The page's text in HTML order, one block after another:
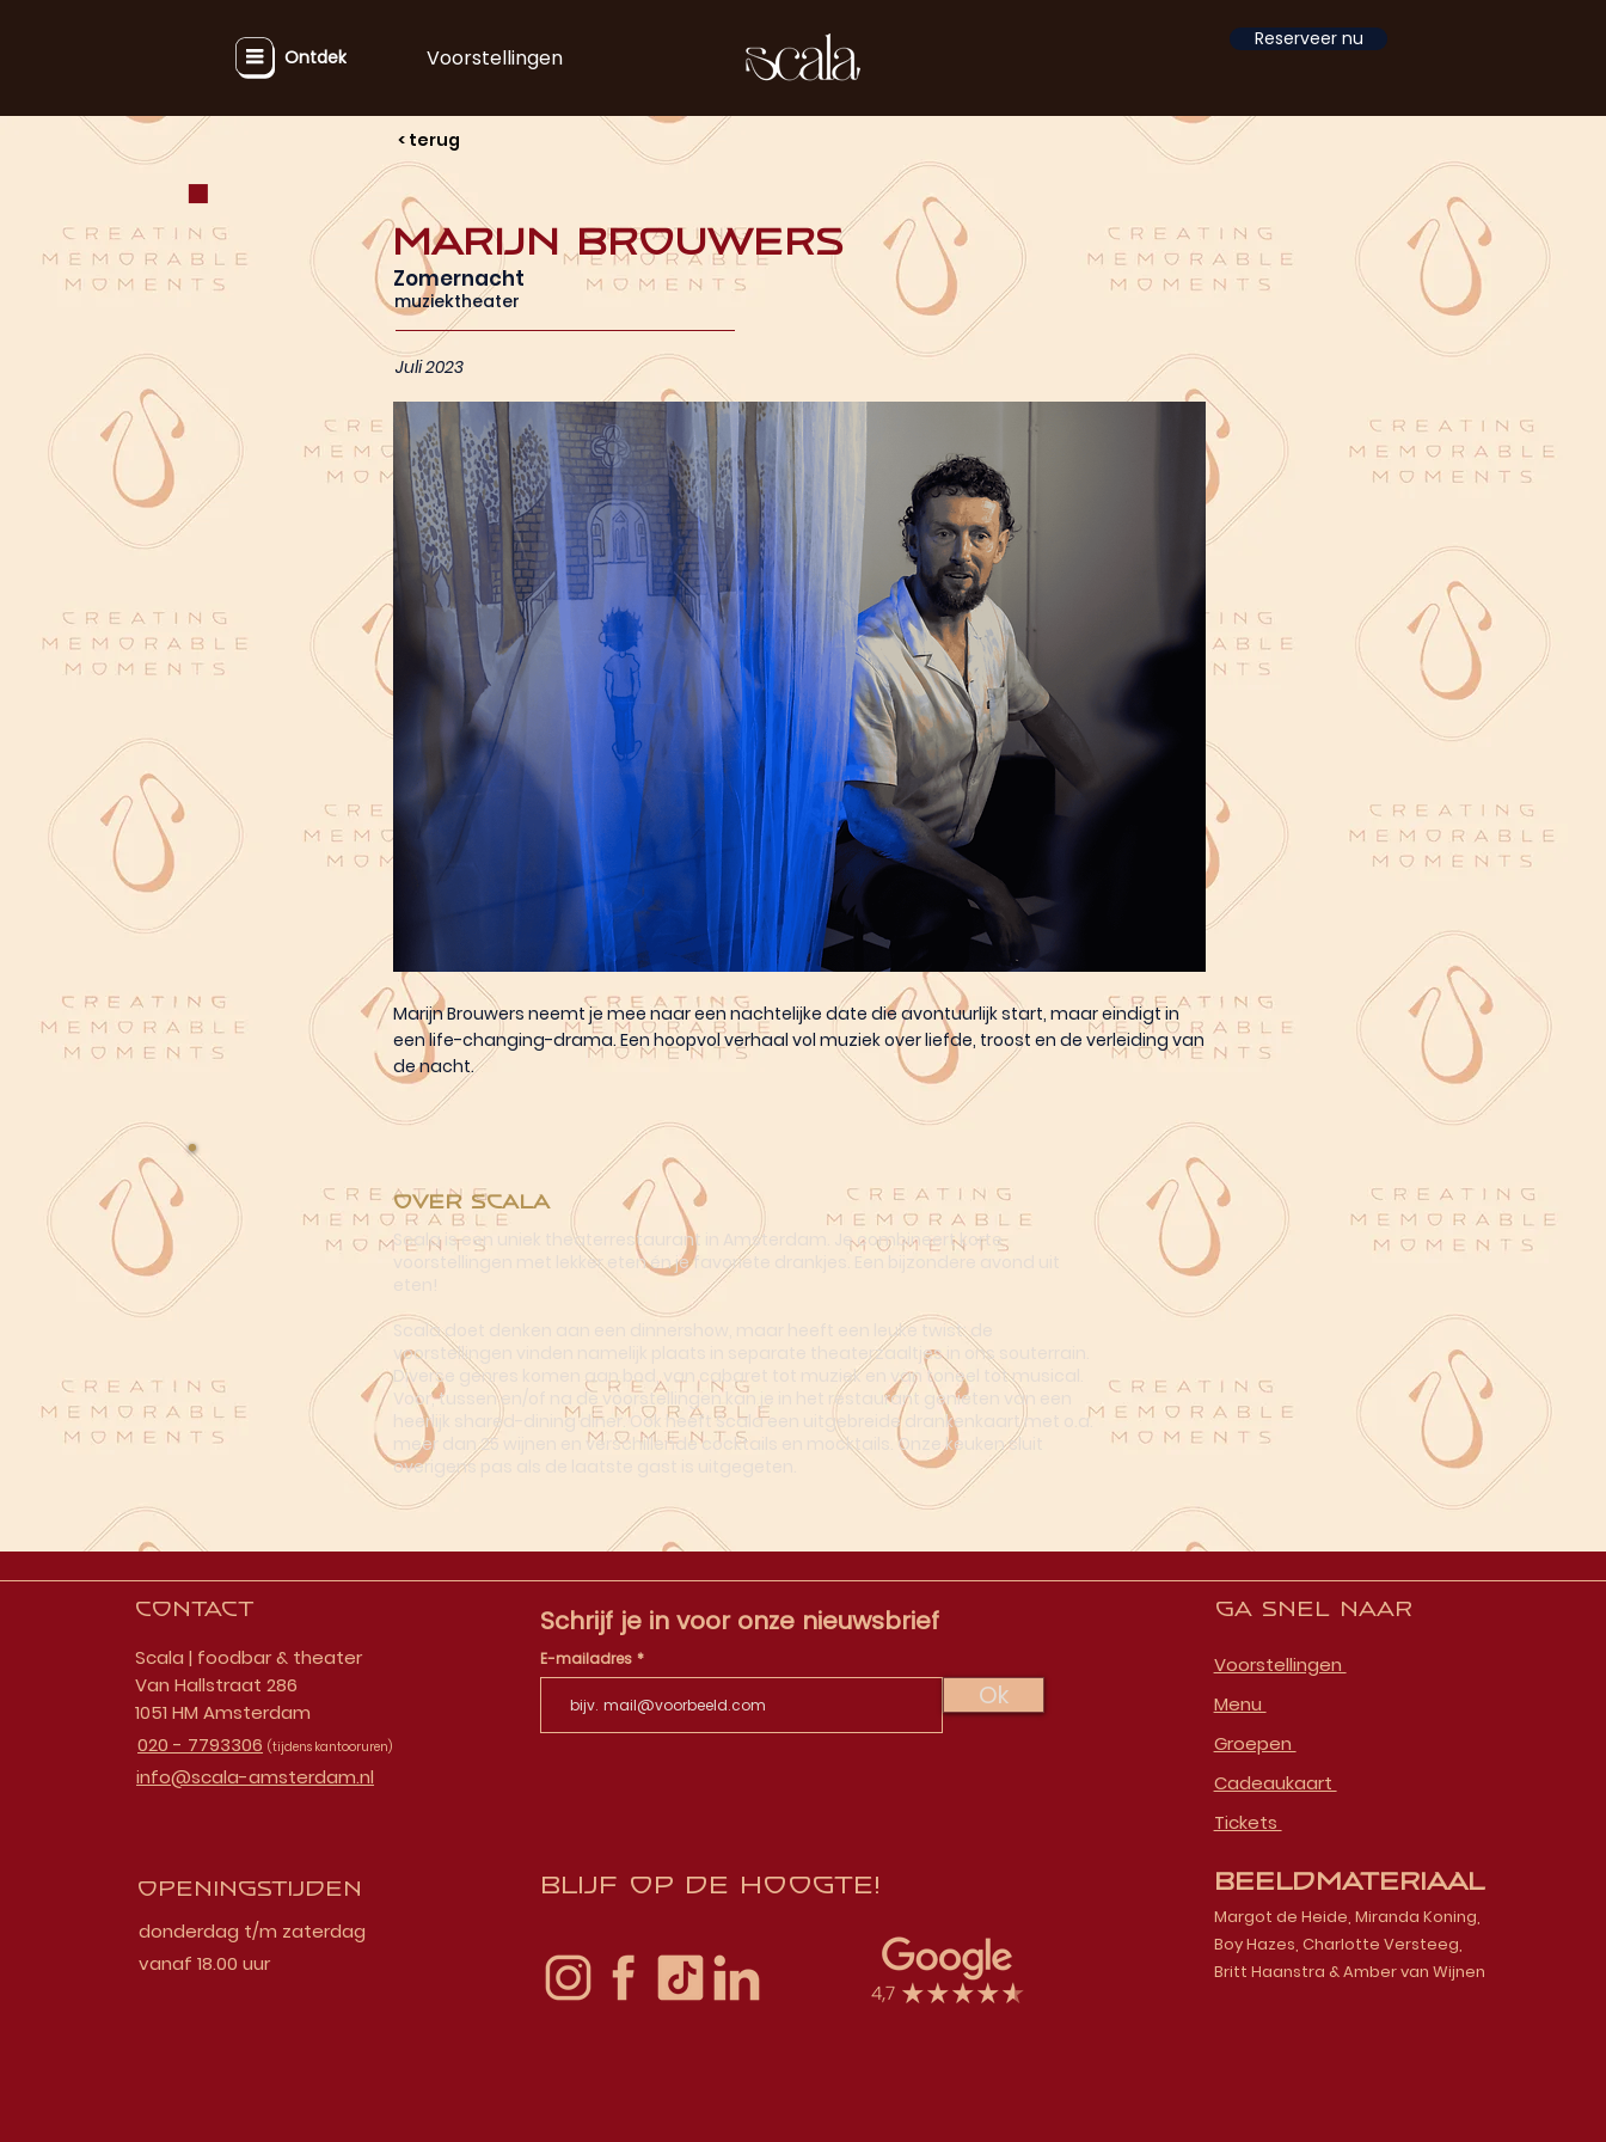
Ontdek Voorstellingen
Reserveer nu
< terug
muziektheater
Marijn Brouwers
Zomernacht
Juli 2023
Marijn Brouwers neemt je mee naar een nachtelijke date die avontuurlijk start, maar eindigt in
een life-changing-drama. Een hoopvol verhaal vol muziek over liefde, troost en de verleiding van
de nacht.
Over Scala
Scala is een uniek theaterrestaurant in Amsterdam. Je combineert korte
voorstellingen met lekker eten én je favoriete drankjes. Een bijzondere avond uit
Scala doet denken aan een dinnershow, maar heeft een leuke twist: de
voorstellingen vinden namelijk plaats in separate theaterzaaltjes in ons souterrain.
Diverse genres komen aan bod, van cabaret tot muziek en van toneel tot musical.
Voor, tussen en/of na de voorstellingen kan je in het restaurant genieten van een
heerlijk shared-dining diner. Ook heeft Scala een uitgebreide drankenkaart met o.a.
meer dan 25 wijnen en verschillende cocktails en mocktails. Onze keuken sluit
overigens pas als de laatste gast is uitgegeten.
Contact
Scala | foodbar & theater
Van Hallstraat 286
1051 HM Amsterdam
020 - 7793306 (tijdens kantooruren)
info@scala-amsterdam.nl
Openingstijden
donderdag t/m zaterdag
vanaf 18.00 uur
Schrijf je in voor onze nieuwsbrief
E-mailadres
Ok
Blijf op de hoogte!
Ga snel naar
Voorstellingen
Menu
Groepen
Cadeaukaart
Tickets
Beeldmateriaal
Margot de Heide, Miranda Koning,
Boy Hazes, Charlotte Versteeg,
Britt Haanstra & Amber van Wijnen